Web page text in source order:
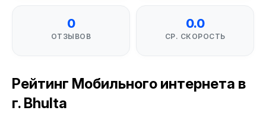
0
ОТЗЫВОВ
0.0
СР. СКОРОСТЬ
Рейтинг Мобильного интернета в
г. Bhulta